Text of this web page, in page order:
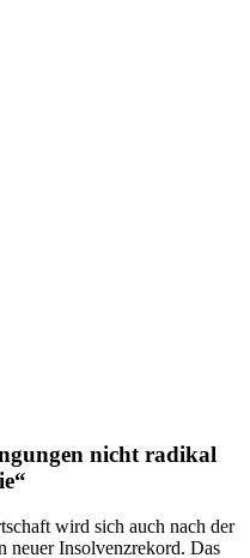
nicht radikal
wird sich auch nach der
neuer Insolvenzrekord. Das